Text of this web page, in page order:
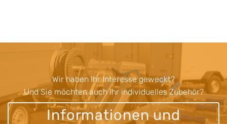
Wir haben Ihr Interesse geweckt?
Und Sie möchten auch Ihr individuelles Zubehör?
Informationen und